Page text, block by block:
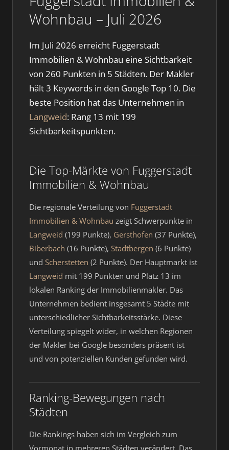
Wohnbau – Juli 2026
Im Juli 2026 erreicht Fuggerstadt
Immobilien & Wohnbau eine Sichtbarkeit
von 260 Punkten in 5 Städten. Der Makler
hält 3 Keywords in den Google Top 10. Die
beste Position hat das Unternehmen in
Langweid: Rang 13 mit 199
Sichtbarkeitspunkten.
Die Top-Märkte von Fuggerstadt
Immobilien & Wohnbau
Die regionale Verteilung von Fuggerstadt
Immobilien & Wohnbau zeigt Schwerpunkte in
Langweid (199 Punkte), Gersthofen (37 Punkte),
Biberbach (16 Punkte), Stadtbergen (6 Punkte)
und Scherstetten (2 Punkte). Der Hauptmarkt ist
Langweid mit 199 Punkten und Platz 13 im
lokalen Ranking der Immobilienmakler. Das
Unternehmen bedient insgesamt 5 Städte mit
unterschiedlicher Sichtbarkeitsstärke. Diese
Verteilung spiegelt wider, in welchen Regionen
der Makler bei Google besonders präsent ist
und von potenziellen Kunden gefunden wird.
Ranking-Bewegungen nach
Städten
Die Rankings haben sich im Vergleich zum
Vormonat in mehreren Städten verändert. Das